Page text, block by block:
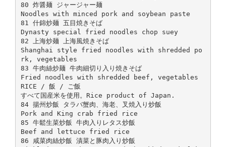
80 炸醤麺 ジャージャー麺
Noodles with minced pork and soybean paste
81 什錦炒麺 五目焼きそば
Dynasty special fried noodles chop suey
82 上海炒麺 上海風焼きそば
Shanghai style fried noodles with shredded po
rk, vegetables
83 牛肉絲炒麺 牛肉細切り入り焼きそば
Fried noodles with shredded beef, vegetables
RICE / 飯 / ご飯
すべて国産米を使用。Rice product of Japan.
84 揚州炒飯 タラバ蟹肉、海老、叉焼入り炒飯
Pork and King crab fried rice
85 牛鬆生菜炒飯 牛肉入りレタス炒飯
Beef and lettuce fried rice
86 咸菜肉絲炒飯 漬菜と豚肉入り炒飯